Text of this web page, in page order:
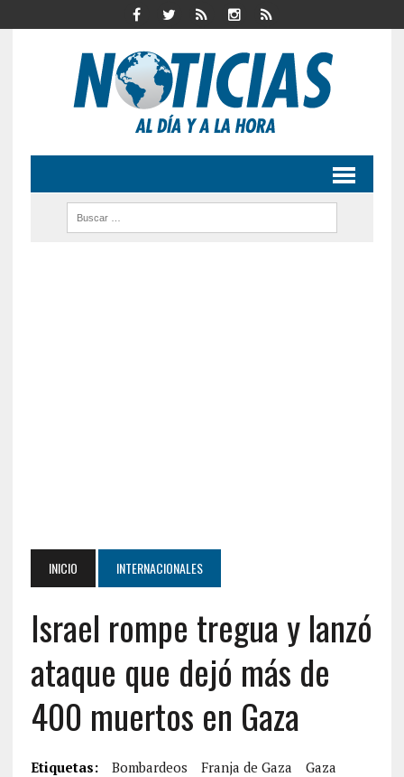
INICIO INTERNACIONALES
Israel rompe tregua y lanzó
ataque que dejó más de
400 muertos en Gaza
Etiquetas: Bombardeos Franja de Gaza
Gaza